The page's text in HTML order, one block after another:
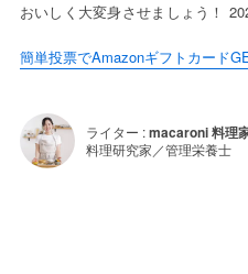
おいしく大変身させましょう！
簡単投票でAmazonギフトカード
ライター :macaroni 料理
料理研究家／管理栄養士